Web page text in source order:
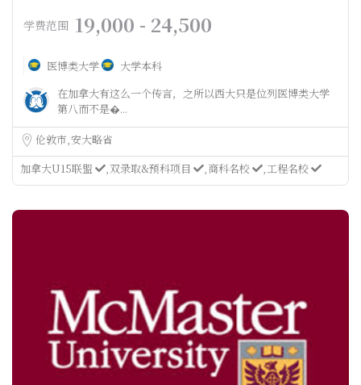
学费范围 19,000 - 24,500
医博类大学
大学本科
在加拿大有这么一个传言，之所以西大只是位列医博类大学
第八而不是�...
伦敦市 安大略省
加拿大U15联盟
双录取&预科项目 商科名校 工程名校